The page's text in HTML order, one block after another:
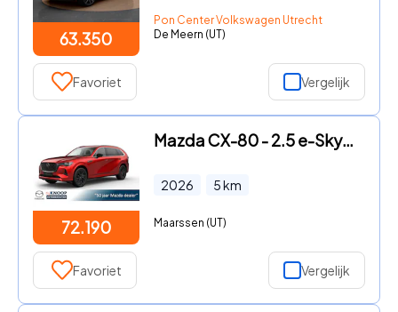
63.350
Pon Center Volkswagen Utrecht
De Meern (UT)
Favoriet Vergelijk
72.190
Mazda CX-80 - 2.5 e-SkyActiv PHEV Homura Plus 7-pers. | Modeljaar 2026 | €
2026 5km
Maarssen (UT)
Favoriet Vergelijk